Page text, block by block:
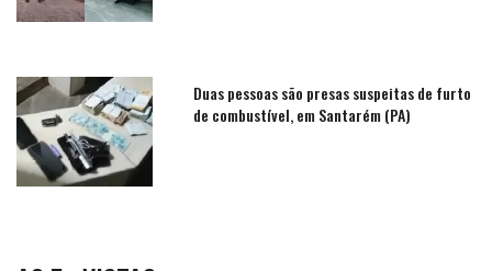
Duas pessoas são presas suspeitas de furto
de combustível, em Santarém (PA)